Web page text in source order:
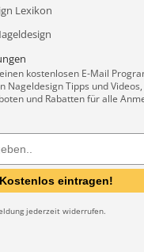
Lexikon
kostenlosen E-Mail
Nageldesign Tipps und Videos,
und Rabatten für alle
Kostenlos eintragen!
jederzeit widerrufen.